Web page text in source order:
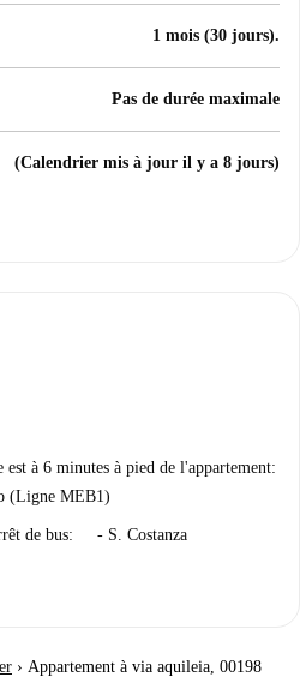
1 mois (30 jours).
Pas de durée maximale
(Calendrier mis à jour il y a 8 jours)
à 6 minutes à pied de l'appartement:
(Ligne MEB1)
de bus: - S. Costanza
› Appartement à via aquileia, 00198